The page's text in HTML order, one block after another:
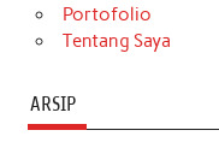
Portofolio
Tentang Saya
ARSIP